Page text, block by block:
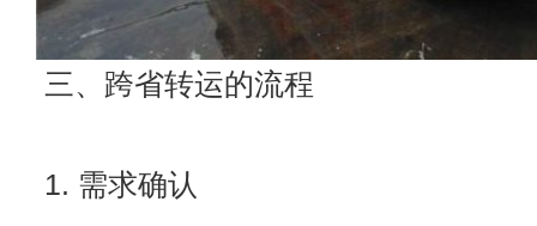
三、跨省转运的流程
1. 需求确认